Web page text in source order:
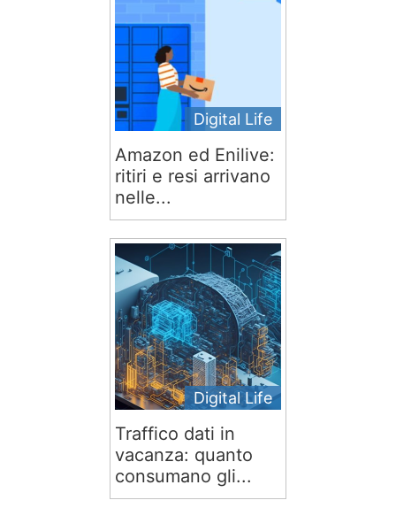
Digital Life
Amazon ed Enilive:
ritiri e resi arrivano
nelle...
Digital Life
Traffico dati in
vacanza: quanto
consumano gli...